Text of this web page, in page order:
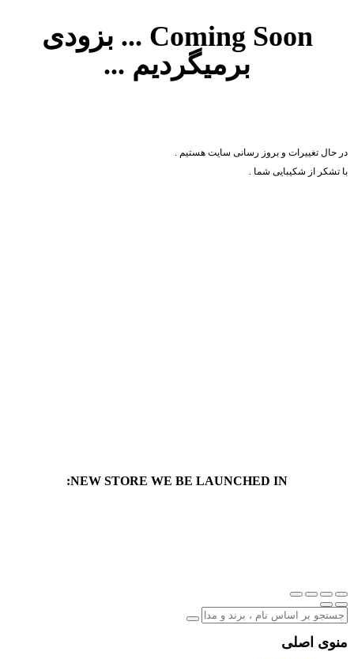
Coming Soon ... بزودی
برمیگردیم ...
در حال تغییرات و بروز رسانی سایت هستیم .
با تشکر از شکیبایی شما .
NEW STORE WE BE LAUNCHED IN:
منوی اصلی